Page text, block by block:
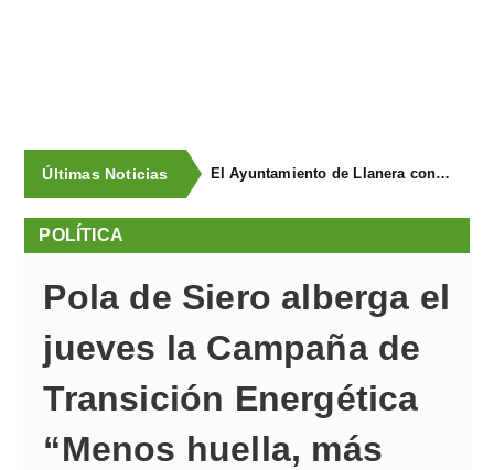
Últimas Noticias El Ayuntamiento de Llanera concluye la campaña de trampeo contra la avispa asiática con la captura de 1.330 reinas
POLÍTICA
Pola de Siero alberga el
jueves la Campaña de
Transición Energética
“Menos huella, más